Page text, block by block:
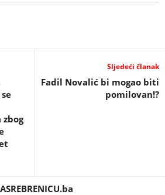
Sljedeći članak
Fadil Novalić bi mogao biti
pomilovan!?